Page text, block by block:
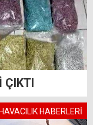
ÇIKTI
HABERLERİ